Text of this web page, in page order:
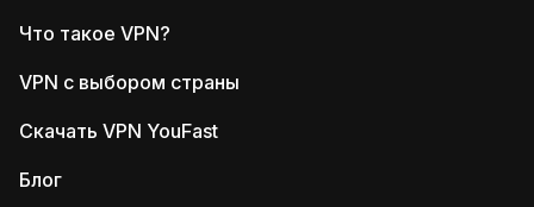
Что такое VPN?
VPN с выбором страны
Скачать VPN YouFast
Блог